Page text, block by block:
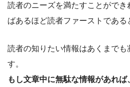
読者のニーズを満たすことがで
ばあるほど読者ファーストである
読者の知りたい情報はあくまで
す。
もし文章中に無駄な情報があれ